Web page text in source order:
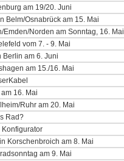
am 19/20. Juni
Belm/Osnabrück am 15. Mai
Emden/Norden am Sonntag, 16. Mai
vom 7. - 9. Mai
Berlin am 6. Juni
am 15./16. Mai
16. Mai
Ruhr am 20. Mai
Rad?
Konfigurator
Korschenbroich am 8. Mai
am 9. Mai